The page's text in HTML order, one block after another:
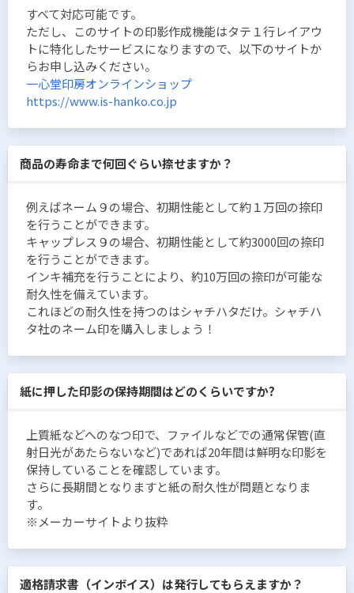
すべて対応可能です。
ただし、このサイトの印影作成機能はタテ１行レイアウ
トに特化したサービスになりますので、以下のサイトか
らお申し込みください。
一心堂印房オンラインショップ
https://www.is-hanko.co.jp
商品の寿命まで何回ぐらい捺せますか？
例えばネーム９の場合、初期性能として約１万回の捺印
を行うことができます。
キャップレス９の場合、初期性能として約3000回の捺印
を行うことができます。
インキ補充を行うことにより、約10万回の捺印が可能な
耐久性を備えています。
これほどの耐久性を持つのはシャチハタだけ。シャチハ
タ社のネーム印を購入しましょう！
紙に押した印影の保持期間はどのくらいですか?
上質紙などへのなつ印で、ファイルなどでの通常保管(直
射日光があたらないなど)であれば20年間は鮮明な印影を
保持していることを確認しています。
さらに長期間となりますと紙の耐久性が問題となりま
す。
※メーカーサイトより抜粋
適格請求書（インボイス）は発行してもらえますか？